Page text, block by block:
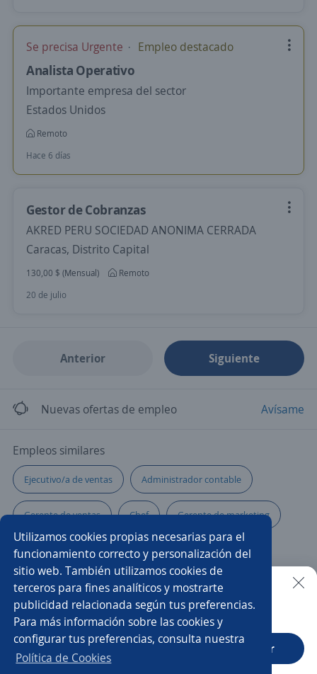
Utilizamos cookies propias necesarias para el
funcionamiento correcto y personalización del
sitio web. También utilizamos cookies de
terceros para fines analíticos y mostrarte
publicidad relacionada según tus preferencias.
Para más información sobre las cookies y
configurar tus preferencias, consulta nuestra
Política de Cookies
Se precisa Urgente Empleo destacado
Analista Operativo
Importante empresa del sector
Estados Unidos
Remoto
Hace 6 días
Gestor de Cobranzas
AKRED PERU SOCIEDAD ANONIMA CERRADA
Caracas, Distrito Capital
130,00 $ (Mensual)
Remoto
20 de julio
Anterior Siguiente
Nuevas ofertas de empleo Avísame
Empleos similares
Ejecutivo/a de ventas Administrador contable
Gerente de ventas Chef Gerente de marketing
Supervisor/a de producción Gerente de compras
Encargado/a de tienda Supervisor/a
Gerente tienda Gerente de operaciones
Coordinador/a de almacén Jefe/a
Buscar es más fácil en la app
CT App Abrir